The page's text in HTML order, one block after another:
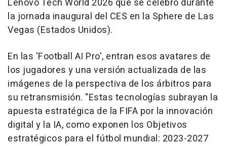
Lenovo Tech World 2026 que se celebró durante
la jornada inaugural del CES en la Sphere de Las
Vegas (Estados Unidos).
En las 'Football AI Pro', entran esos avatares de
los jugadores y una versión actualizada de las
imágenes de la perspectiva de los árbitros para
su retransmisión. "Estas tecnologías subrayan la
apuesta estratégica de la FIFA por la innovación
digital y la IA, como exponen los Objetivos
estratégicos para el fútbol mundial: 2023-2027